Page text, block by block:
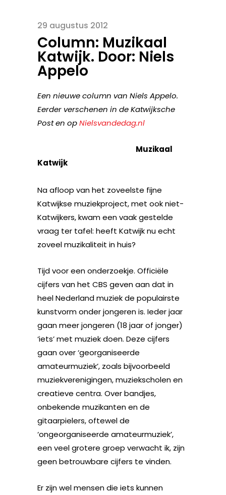
29 augustus 2012
Column: Muzikaal
Katwijk. Door: Niels
Appelo
Een nieuwe column van Niels Appelo.
Eerder verschenen in de Katwijksche
Post en opNielsvandedag.nl
Muzikaal
Katwijk
Na afloop van het zoveelste fijne
Katwijkse muziekproject, met ook niet-
Katwijkers, kwam een vaak gestelde
vraag ter tafel: heeft Katwijk nu echt
zoveel muzikaliteit in huis?
Tijd voor een onderzoekje. Officiële
cijfers van het CBS geven aan dat in
heel Nederland muziek de populairste
kunstvorm onder jongeren is. Ieder jaar
gaan meer jongeren (18 jaar of jonger)
‘iets’ met muziek doen. Deze cijfers
gaan over ‘georganiseerde
amateurmuziek’, zoals bijvoorbeeld
muziekverenigingen, muziekscholen en
creatieve centra. Over bandjes,
onbekende muzikanten en de
gitaarpielers, oftewel de
‘ongeorganiseerde amateurmuziek’,
een veel grotere groep verwacht ik, zijn
geen betrouwbare cijfers te vinden.
Er zijn wel mensen die iets kunnen